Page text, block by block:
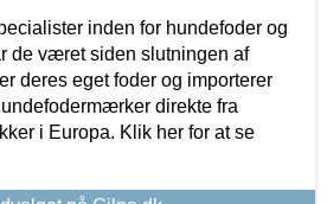
inden for hundefoder og
de været siden slutningen af
deres eget foder og importerer
direkte fra
i Europa. Klik her for at se